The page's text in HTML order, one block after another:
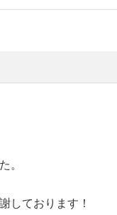
。
しております！